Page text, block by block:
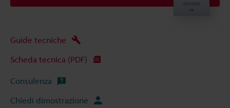
Guide tecniche
Scheda tecnica (PDF)
Consulenza
Chiedi dimostrazione